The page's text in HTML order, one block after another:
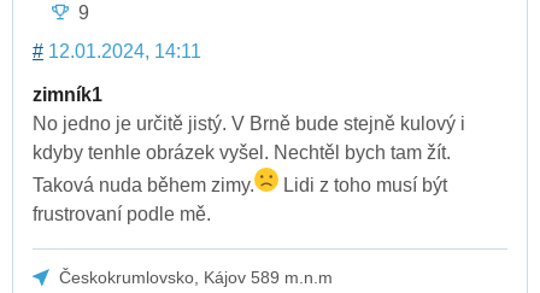
9
# 12.01.2024, 14:11
zimník1
No jedno je určitě jistý. V Brně bude stejně kulový i
kdyby tenhle obrázek vyšel. Nechtěl bych tam žít.
Taková nuda během zimy.
Lidi z toho musí být
frustrovaní podle mě.
Českokrumlovsko, Kájov 589 m.n.m